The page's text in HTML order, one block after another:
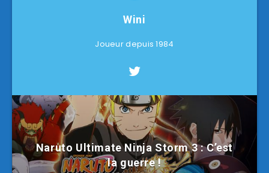
Wini
Joueur depuis 1984
Naruto Ultimate Ninja Storm 3 : C’est
la guerre !